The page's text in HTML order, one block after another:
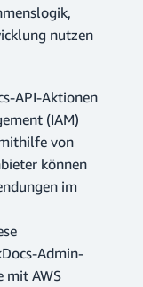
nutzen
API-Aktionen
(IAM)
von
können
im
Admin-
mit AWS